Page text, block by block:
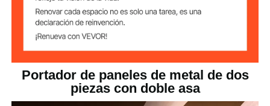
Color Naranja + Negro + Blanco
Peso del producto
piezas)
Dimensiones del
11 x 4,7 x 7,5 pulgadas / 280
Portador de paneles de metal de dos
piezas con doble asa